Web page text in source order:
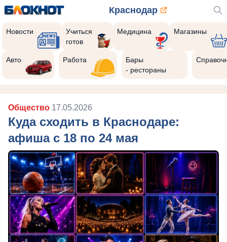
Краснодар
Новости
Учиться
готов
Медицина Магазины
Авто Работа
Бары
- рестораны
Общество 17.05.2026
Куда сходить в Краснодаре:
афиша с 18 по 24 мая